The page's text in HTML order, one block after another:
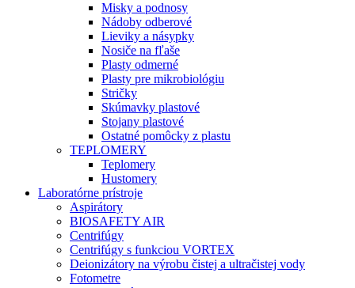
Misky a podnosy
Nádoby odberové
Lieviky a násypky
Nosiče na fľaše
Plasty odmerné
Plasty pre mikrobiológiu
Stričky
Skúmavky plastové
Stojany plastové
Ostatné pomôcky z plastu
TEPLOMERY
Teplomery
Hustomery
Laboratórne prístroje
Aspirátory
BIOSAFETY AIR
Centrifúgy
Centrifúgy s funkciou VORTEX
Deionizátory na výrobu čistej a ultračistej vody
Fotometre